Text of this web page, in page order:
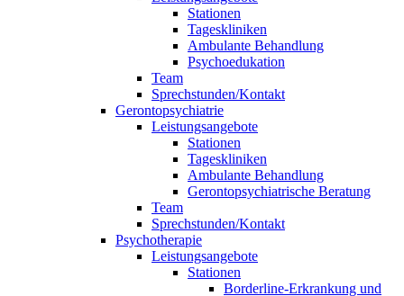
Stationen
Tageskliniken
Ambulante Behandlung
Psychoedukation
Team
Sprechstunden/Kontakt
Gerontopsychiatrie
Leistungsangebote
Stationen
Tageskliniken
Ambulante Behandlung
Gerontopsychiatrische Beratung
Team
Sprechstunden/Kontakt
Psychotherapie
Leistungsangebote
Stationen
Borderline-Erkrankung und